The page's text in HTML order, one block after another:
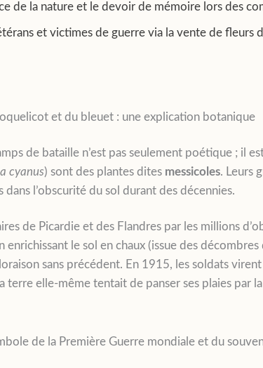
de la nature et le devoir de mémoire lors des
et victimes de guerre via la vente de fleurs
et du bleuet : une explication botanique
de bataille n’est pas seulement poétique ; il
cyanus) sont des plantes dites messicoles. Leurs
l’obscurité du sol durant des décennies.
de Picardie et des Flandres par les millions
enrichissant le sol en chaux (issue des
sans précédent. En 1915, les soldats
terre elle-même tentait de panser ses plaies par
de la Première Guerre mondiale et du